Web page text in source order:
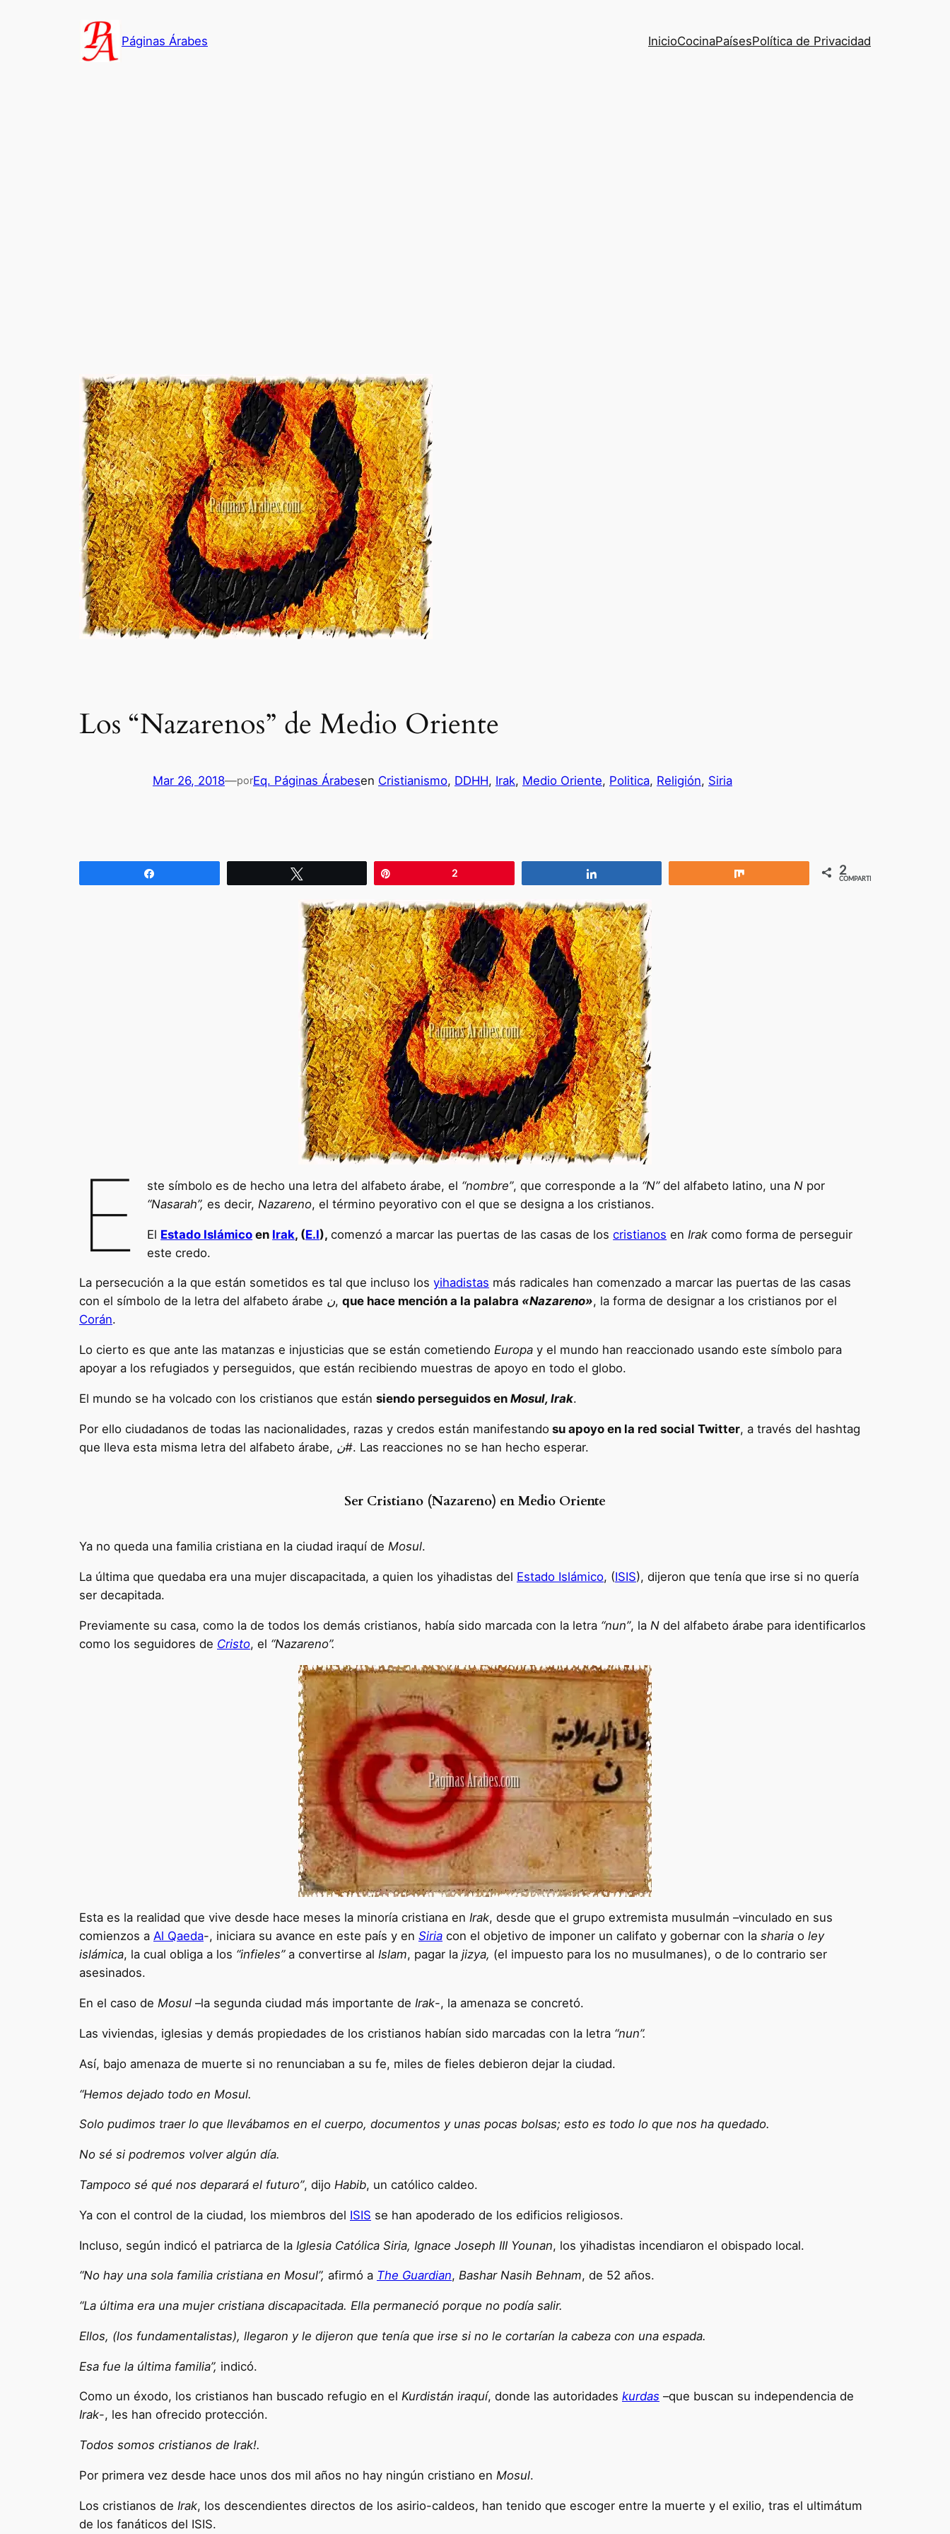
Páginas Árabes InicioCocinaPaísesPolítica de Privacidad
Los “Nazarenos” de Medio Oriente
Mar 26, 2018—porEq. Páginas Árabesen Cristianismo, DDHH, Irak, Medio Oriente, Politica, Religión, Siria
2 2
COMPARTIR
E ste símbolo es de hecho una letra del alfabeto árabe, el “nombre”, que corresponde a la “N”del alfabeto latino, una N por
“Nasarah”, es decir, Nazareno, el término peyorativo con el que se designa a los cristianos.
El Estado Islámico en Irak, (E.I),comenzó a marcar las puertas de las casas de loscristianos en Irak como forma de perseguir
este credo.
La persecución a la que están sometidos es tal que incluso los yihadistas más radicales han comenzado a marcar las puertas de las casas
con el símbolo de la letra del alfabeto árabe ن, que hace mención a la palabra «Nazareno», la forma de designar a los cristianos por el
Corán.
Lo cierto es que ante las matanzas e injusticias que se están cometiendo Europa y el mundo han reaccionado usando este símbolo para
apoyar a los refugiados y perseguidos, que están recibiendo muestras de apoyo en todo el globo.
El mundo se ha volcado con los cristianos que están siendo perseguidos en Mosul, Irak.
Por ello ciudadanos de todas las nacionalidades, razas y credos están manifestando su apoyo en la red social Twitter, a través del hashtag
que lleva esta misma letra del alfabeto árabe,
ن#. Las reacciones no se han hecho esperar.
Ser Cristiano (Nazareno) en Medio Oriente
Ya no queda una familia cristiana en la ciudad iraquí de Mosul.
La última que quedaba era una mujer discapacitada, a quien los yihadistas del Estado Islámico, (ISIS), dijeron que tenía que irse si no quería
ser decapitada.
Previamente su casa, como la de todos los demás cristianos, había sido marcada con la letra “nun”, la N del alfabeto árabe para identificarlos
como los seguidores de Cristo, el “Nazareno”.
Esta es la realidad que vive desde hace meses la minoría cristiana en Irak, desde que el grupo extremista musulmán –vinculado en sus
comienzos a Al Qaeda-, iniciara su avance en este país y en Siria con el objetivo de imponer un califato y gobernar con la sharia o ley
islámica, la cual obliga a los “infieles”a convertirse al Islam, pagar la jizya, (el impuesto para los no musulmanes), o de lo contrario ser
asesinados.
En el caso de Mosul –la segunda ciudad más importante de Irak-, la amenaza se concretó.
Las viviendas, iglesias y demás propiedades de los cristianos habían sido marcadas con la letra “nun”.
Así, bajo amenaza de muerte si no renunciaban a su fe, miles de fieles debieron dejar la ciudad.
“Hemos dejado todo en Mosul.
Solo pudimos traer lo que llevábamos en el cuerpo, documentos y unas pocas bolsas; esto es todo lo que nos ha quedado.
No sé si podremos volver algún día.
Tampoco sé qué nos deparará el futuro”, dijo Habib, un católico caldeo.
Ya con el control de la ciudad, los miembros del ISIS se han apoderado de los edificios religiosos.
Incluso, según indicó el patriarca de la Iglesia Católica Siria, Ignace Joseph III Younan, los yihadistas incendiaron el obispado local.
“No hay una sola familia cristiana en Mosul”, afirmó a The Guardian, Bashar Nasih Behnam, de 52 años.
“La última era una mujer cristiana discapacitada. Ella permaneció porque no podía salir.
Ellos, (los fundamentalistas), llegaron y le dijeron que tenía que irse si no le cortarían la cabeza con una espada.
Esa fue la última familia”, indicó.
Como un éxodo, los cristianos han buscado refugio en el Kurdistán iraquí, donde las autoridades kurdas –que buscan su independencia de
Irak-, les han ofrecido protección.
Todos somos cristianos de Irak!.
Por primera vez desde hace unos dos mil años no hay ningún cristiano en Mosul.
Los cristianos de Irak, los descendientes directos de los asirio-caldeos, han tenido que escoger entre la muerte y el exilio, tras el ultimátum
de los fanáticos del ISIS.